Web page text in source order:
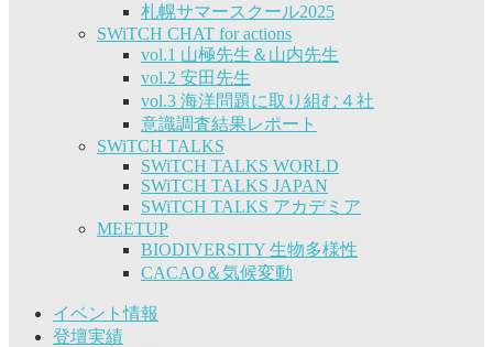
札幌サマースクール2025
SWiTCH CHAT for actions
vol.1 山極先生＆山内先生
vol.2 安田先生
vol.3 海洋問題に取り組む４社
意識調査結果レポート
SWiTCH TALKS
SWiTCH TALKS WORLD
SWiTCH TALKS JAPAN
SWiTCH TALKS アカデミア
MEETUP
BIODIVERSITY 生物多様性
CACAO＆気候変動
イベント情報
登壇実績